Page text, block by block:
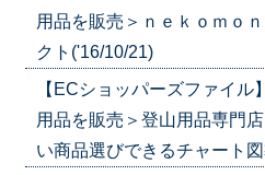
用品を販売＞ｎｅｋｏｍｏ
クト('16/10/21)
【ECショッパーズファイ
用品を販売＞登山用品専門
い商品選びできるチャート